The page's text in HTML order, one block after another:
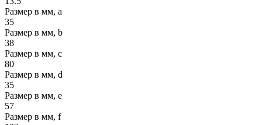
Размер в мм, a
35
Размер в мм, b
38
Размер в мм, c
80
Размер в мм, d
35
Размер в мм, e
57
Размер в мм, f